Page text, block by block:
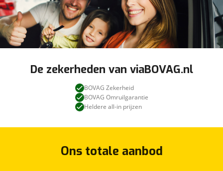
De zekerheden van viaBOVAG.nl
BOVAG Zekerheid
BOVAG Omruilgarantie
Heldere all-in prijzen
Ons totale aanbod